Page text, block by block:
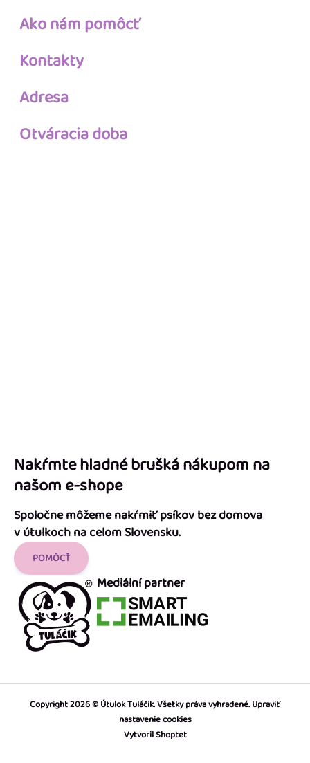
Ako nám pomôcť
Kontakty
Adresa
Otváracia doba
Nakŕmte hladné brušká nákupom na
našom e-shope
Spoločne môžeme nakŕmiť psíkov bez domova
v útulkoch na celom Slovensku.
POMÔCŤ
Mediální partner
Vytvoril Shoptet
Copyright 2026 Útulok Tuláčik. Všetky práva vyhradené.Upraviť
nastavenie cookies